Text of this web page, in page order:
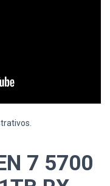
7 5700